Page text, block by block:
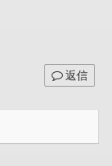
返信